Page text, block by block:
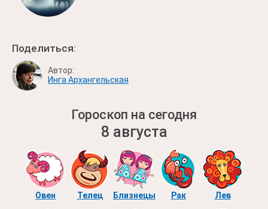
Поделиться:
Автор:
Инга Архангельская
Гороскоп на сегодня
8 августа
Овен Телец Близнецы Рак Лев